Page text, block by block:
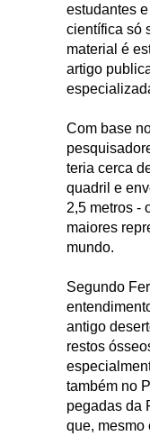
estudantes
científica só
material é
artigo
Com base
teria cerca
quadril e
2,5 metros -
maiores
mundo.
Segundo
antigo
restos
também no
pegadas da
que, mesmo